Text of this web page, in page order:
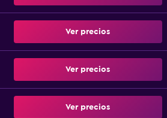
Ver precios
Ver precios
Ver precios